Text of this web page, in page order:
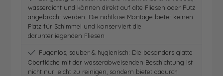
wasserdicht und können direkt auf alte Fliesen oder Putz
angebracht werden. Die nahtlose Montage bietet keinen
Platz für Schimmel und konserviert die
darunterliegenden Fliesen
Fugenlos, sauber & hygienisch: Die besonders glatte
Oberfläche mit der wasserabweisenden Beschichtung ist
nicht nur leicht zu reinigen, sondern bietet dadurch